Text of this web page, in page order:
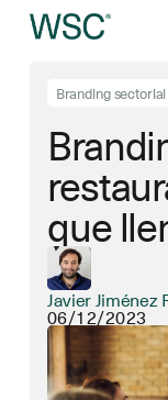
principalBranding sectorial
que
Javier Jiménez
06/12/2023